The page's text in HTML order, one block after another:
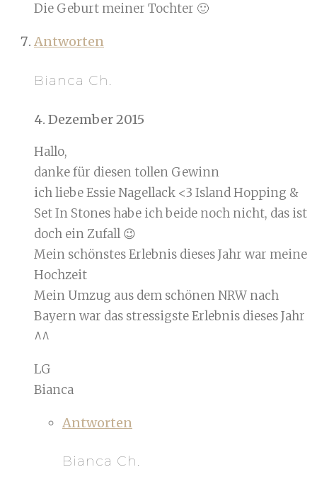
Die Geburt meiner Tochter 🙂
Antworten
Bianca Ch.
4. Dezember 2015
Hallo,
danke für diesen tollen Gewinn
ich liebe Essie Nagellack <3 Island Hopping &
Set In Stones habe ich beide noch nicht, das ist
doch ein Zufall 😉
Mein schönstes Erlebnis dieses Jahr war meine
Hochzeit
Mein Umzug aus dem schönen NRW nach
Bayern war das stressigste Erlebnis dieses Jahr
^^
LG
Bianca
Antworten
Bianca Ch.